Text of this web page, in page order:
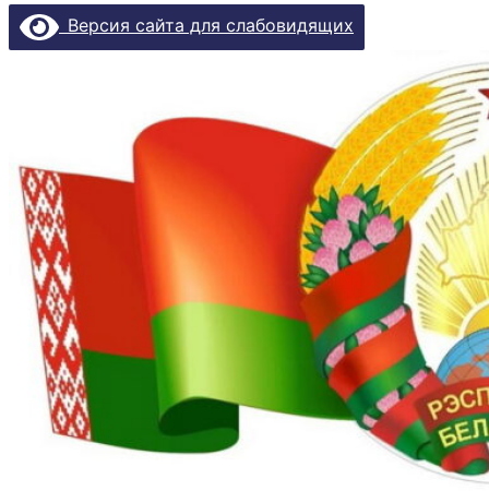
Версия сайта для слабовидящих